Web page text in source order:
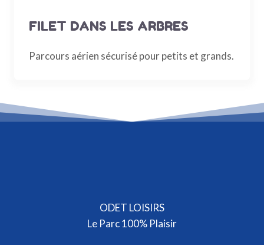
FILET DANS LES ARBRES
Parcours aérien sécurisé pour petits et grands.
ODET LOISIRS
Le Parc 100% Plaisir